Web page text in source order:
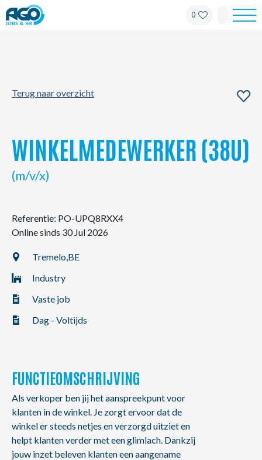
0
Contact
NL FR EN
Terug naar overzicht
WINKELMEDEWERKER (38U)
(m/v/x)
Referentie: PO-UPQ8RXX4
Online sinds 30 Jul 2026
Tremelo,BE
Industry
Vaste job
Dag - Voltijds
FUNCTIEOMSCHRIJVING
Als verkoper ben jij het aanspreekpunt voor
klanten in de winkel. Je zorgt ervoor dat de
winkel er steeds netjes en verzorgd uitziet en
helpt klanten verder met een glimlach. Dankzij
jouw inzet beleven klanten een aangename